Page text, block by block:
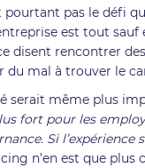
pourtant pas le défi
est tout sauf
disent rencontrer
du mal à trouver le
serait même plus
fort pour les
Si
n’en est que plus